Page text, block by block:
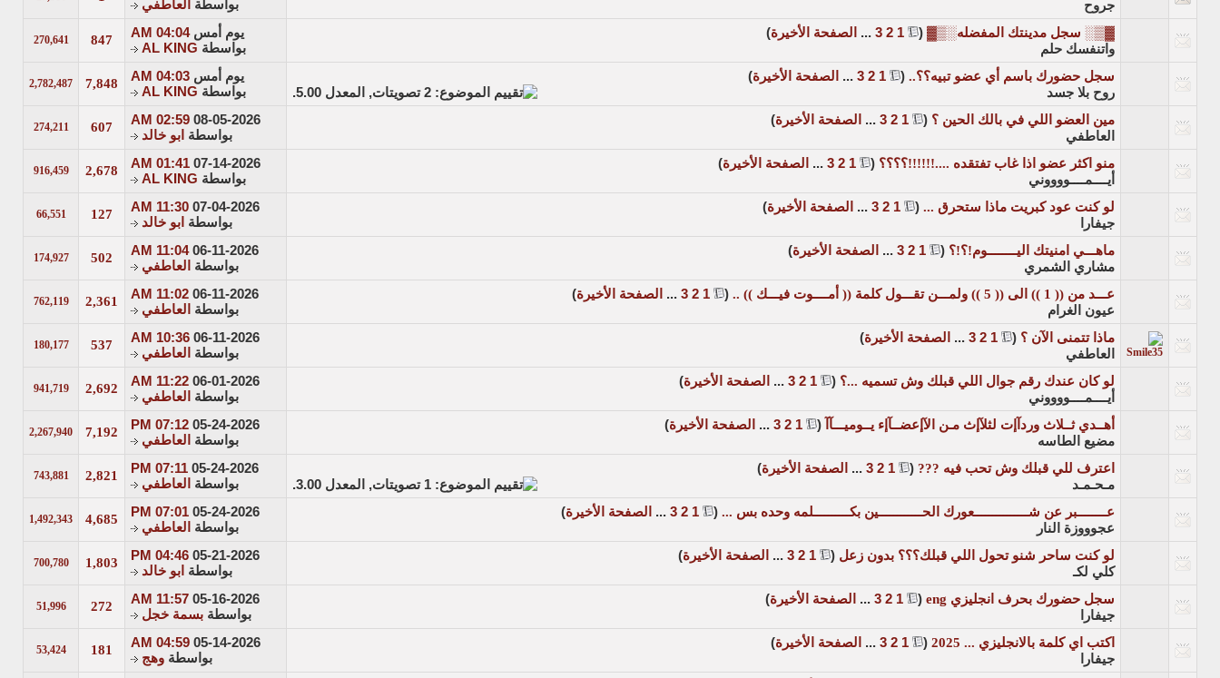
جروح
بواسطة
العاطفي
▓▒░ سجل مدينتك المفضله░▒▓ (
1
2
3
... الصفحة الأخيرة)
واتنفسك حلم
يوم أمس04:04 AM
بواسطة AL KING
847
270,641
سجل حضورك باسم أي عضو تبيه؟؟.. (
1
2
3
... الصفحة الأخيرة)
روح بلا جسد
يوم أمس 04:03 AM
بواسطة AL KING
7,848
2,782,487
مين العضو اللي في بالك الحين ؟ (
1
2
3
... الصفحة الأخيرة)
العاطفي
08-05-2026
02:59 AM
بواسطة ابو خالد
607
274,211
منو اكثر عضو اذا غاب تفتقده ....!!!!!!؟؟؟؟ (
1
2
3
... الصفحة الأخيرة)
أيــــمــــووووني
07-14-2026
01:41 AM
بواسطة AL KING
2,678
916,459
لو كنت عود كبريت ماذا ستحرق ... (
1
2
3
... الصفحة الأخيرة)
جيفارا
07-04-2026
11:30 AM
بواسطة ابو خالد
127
66,551
ماهـــي امنيتك اليــــــــوم!؟!؟ (
1
2
3
... الصفحة الأخيرة)
مشاري الشمري
06-11-2026
11:04 AM
بواسطة
العاطفي
502
174,927
عـــد من (( 1 )) الى (( 5 )) ولمـــن تقـــول كلمة (( أمــــوت فيـــك )) .. (
1
2
3
... الصفحة الأخيرة)
عيون الغرام
06-11-2026
11:02 AM
بواسطة
العاطفي
2,361
762,119
ماذا تتمنى الآن ؟ (
1
2
3
... الصفحة الأخيرة)
العاطفي
06-11-2026
10:36 AM
بواسطة
العاطفي
537
180,177
لو كان عندك رقم جوال اللي قبلك وش تسميه ...؟ (
1
2
3
... الصفحة الأخيرة)
أيــــمــــووووني
06-01-2026
11:22 AM
بواسطة
العاطفي
2,692
941,719
أهــدي ثــلاث وردآإت لثلآإث مـن الآإعضــآإء يــوميـــآآ (
1
2
3
... الصفحة الأخيرة)
مضيع الطاسه
05-24-2026
07:12 PM
بواسطة
العاطفي
7,192
2,267,940
اعترف للي قبلك وش تحب فيه ??? (
1
2
3
... الصفحة الأخيرة)
مـحـمـد
05-24-2026
07:11 PM
بواسطة
العاطفي
2,821
743,881
عــــــــبر عن شـــــــــــــــعورك الحــــــــــــين بكــــــــــلمه وحده بس ... (
1
2
3
... الصفحة الأخيرة)
عجوووزة النار
05-24-2026
07:01 PM
بواسطة
العاطفي
4,685
1,492,343
لو كنت ساحر شنو تحول اللي قبلك؟؟؟ بدون زعل (
1
2
3
... الصفحة الأخيرة)
كلي لكـ
05-21-2026
04:46 PM
بواسطة ابو خالد
1,803
700,780
سجل حضورك بحرف انجليزي eng (
1
2
3
... الصفحة الأخيرة)
جيفارا
05-16-2026
11:57 AM
بواسطة بسمة خجل
272
51,996
اكتب اي كلمة بالانجليزي ... 2025 (
1
2
3
... الصفحة الأخيرة)
جيفارا
05-14-2026
04:59 AM
بواسطة وهج
181
53,424